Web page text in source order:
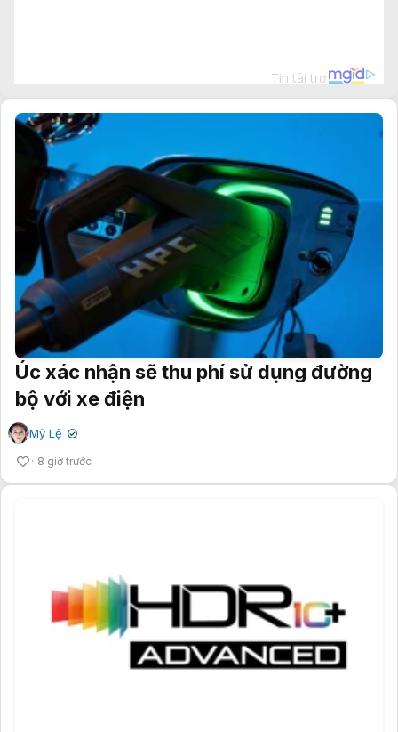
Úc xác nhận sẽ thu phí sử dụng đường
bộ với xe điện
Mỹ Lệ ✔
8 giờ trước